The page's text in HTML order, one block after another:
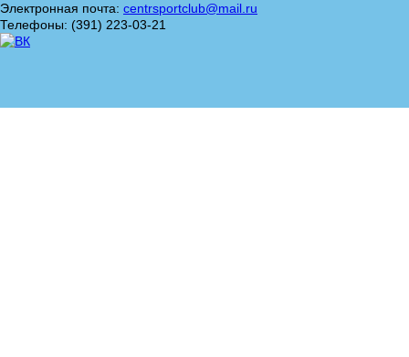
Электронная почта: centrsportclub@mail.ru
Телефоны: (391) 223-03-21